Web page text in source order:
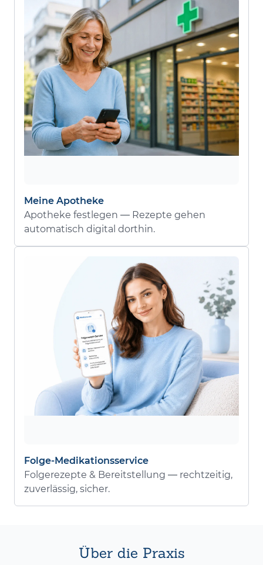
Meine Apotheke
Apotheke festlegen — Rezepte gehen
automatisch digital dorthin.
Folge-Medikationsservice
Folgerezepte & Bereitstellung — rechtzeitig,
zuverlässig, sicher.
Über die Praxis